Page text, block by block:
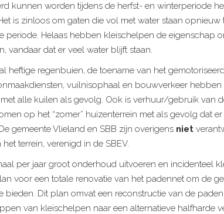
kunnen worden tijdens de herfst- en winterperiode
is zinloos om gaten die vol met water staan
periode. Helaas hebben kleischelpen de eigenschap
vandaar dat er veel water blijft staan.
heftige regenbuien, de toename van het
vuilnisophaal en bouwverkeer
alle kuilen als gevolg. Ook is verhuur/gebruik van
op het “zomer” huizenterrein met als gevolg dat
gemeente Vlieland en SBB zijn overigens niet
terrein, verenigd in de SBEV.
per jaar groot onderhoud uitvoeren en incidenteel
voor een totale renovatie van het padennet om de
bieden. Dit plan omvat een reconstructie van de
van kleischelpen naar een alternatieve halfharde